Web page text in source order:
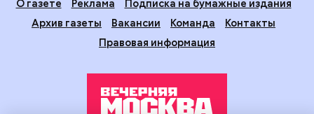
О газете Реклама
Подписка на бумажные издания
Архив газеты
Вакансии Команда
Контакты
Правовая информация